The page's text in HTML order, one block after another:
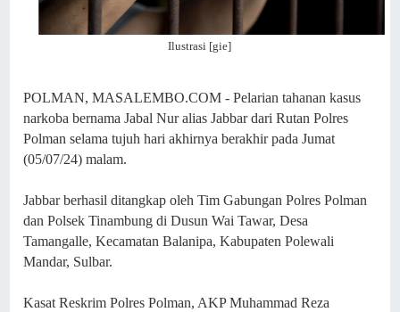
Ilustrasi [gie]
POLMAN, MASALEMBO.COM - Pelarian tahanan kasus
narkoba bernama Jabal Nur alias Jabbar dari Rutan Polres
Polman selama tujuh hari akhirnya berakhir pada Jumat
(05/07/24) malam.
Jabbar berhasil ditangkap oleh Tim Gabungan Polres Polman
dan Polsek Tinambung di Dusun Wai Tawar, Desa
Tamangalle, Kecamatan Balanipa, Kabupaten Polewali
Mandar, Sulbar.
Kasat Reskrim Polres Polman, AKP Muhammad Reza